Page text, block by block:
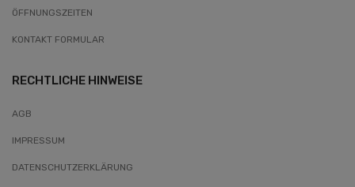
ÖFFNUNGSZEITEN
KONTAKT FORMULAR
RECHTLICHE HINWEISE
AGB
IMPRESSUM
DATENSCHUTZERKLÄRUNG